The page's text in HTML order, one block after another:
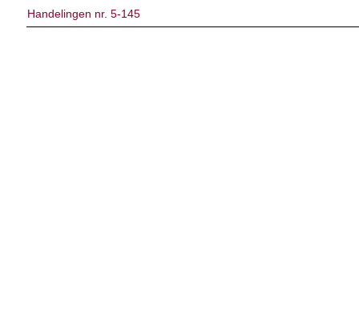
Handelingen nr. 5-145